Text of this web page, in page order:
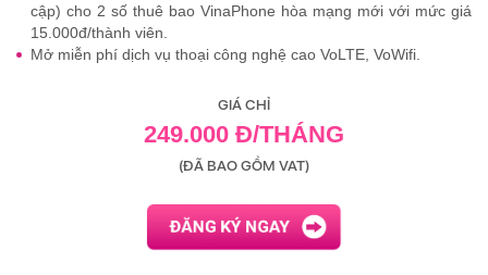
cập) cho 2 số thuê bao VinaPhone hòa mạng mới với mức giá
15.000đ/thành viên.
Mở miễn phí dịch vụ thoại công nghệ cao VoLTE, VoWifi.
GIÁ CHỈ
249.000 Đ/THÁNG
(ĐÃ BAO GỒM VAT)